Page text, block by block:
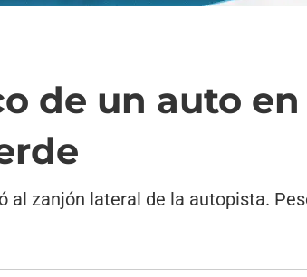
de un auto
al zanjón lateral de la autopista.